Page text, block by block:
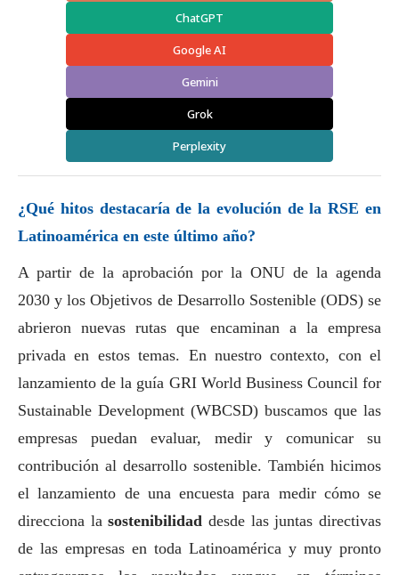
ChatGPT
Google AI
Gemini
Grok
Perplexity
¿Qué hitos destacaría de la evolución de la RSE en
Latinoamérica en este último año?
A partir de la aprobación por la ONU de la agenda
2030 y los Objetivos de Desarrollo Sostenible (ODS) se
abrieron nuevas rutas que encaminan a la empresa
privada en estos temas. En nuestro contexto, con el
lanzamiento de la guía GRI World Business Council for
Sustainable Development (WBCSD) buscamos que las
empresas puedan evaluar, medir y comunicar su
contribución al desarrollo sostenible. También hicimos
el lanzamiento de una encuesta para medir cómo se
direcciona lasostenibilidad desde las juntas directivas
de las empresas en toda Latinoamérica y muy pronto